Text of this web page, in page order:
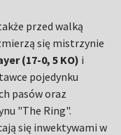
przed walką
się mistrzynie
(17-0, 5 KO) i
pojedynku
pasów oraz
"The Ring".
się inwektywami w